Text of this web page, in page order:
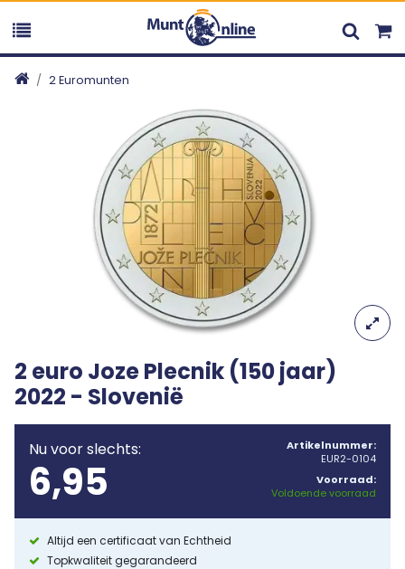
2 Euromunten
2 euro Joze Plecnik (150 jaar)
2022 - Slovenië
Nu voor slechts:
6,95
Artikelnummer:
EUR2-0104
Voorraad:
Voldoende voorraad
Altijd een certificaat van Echtheid
Topkwaliteit gegarandeerd